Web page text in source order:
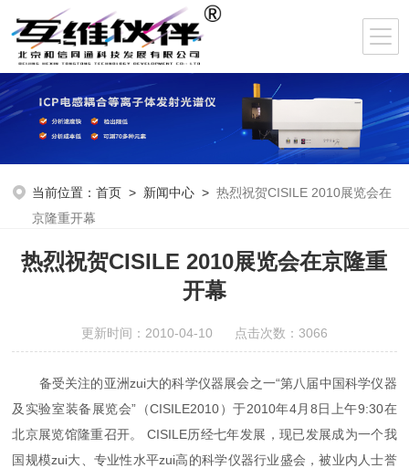
当前位置：首页 > 新闻中心 >热烈祝贺CISILE 2010展览会在
京隆重开幕
热烈祝贺CISILE 2010展览会在京隆重
开幕
更新时间：2010-04-10 点击次数：3066
备受关注的亚洲zui大的科学仪器展会之一“第八届中国科学仪器
及实验室装备展览会”（CISILE2010）于2010年4月8日上午9:30在
北京展览馆隆重召开。 CISILE历经七年发展，现已发展成为一个我
国规模zui大、专业性水平zui高的科学仪器行业盛会，被业内人士誉